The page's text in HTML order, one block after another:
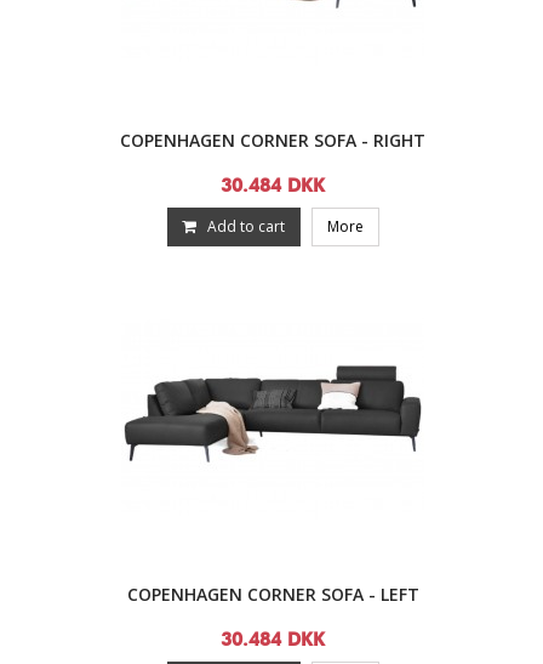
COPENHAGEN CORNER SOFA - RIGHT
30.484 DKK
Add to cart More
COPENHAGEN CORNER SOFA - LEFT
30.484 DKK